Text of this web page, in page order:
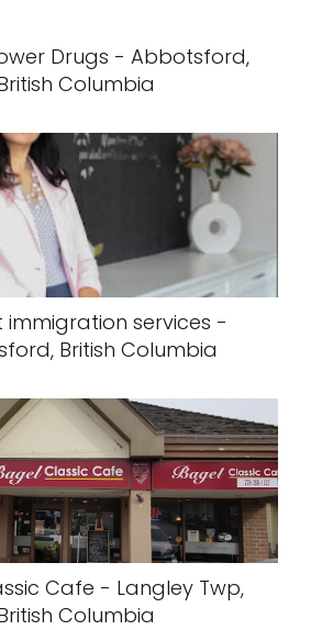
Drugs - Abbotsford,
Columbia
immigration services -
British Columbia
Cafe - Langley Twp,
Columbia